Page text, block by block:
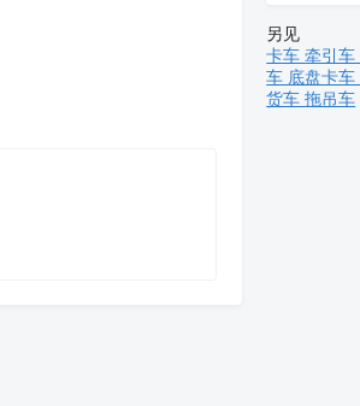
另见
卡车牵引车
车 底盘卡车
货车拖吊车